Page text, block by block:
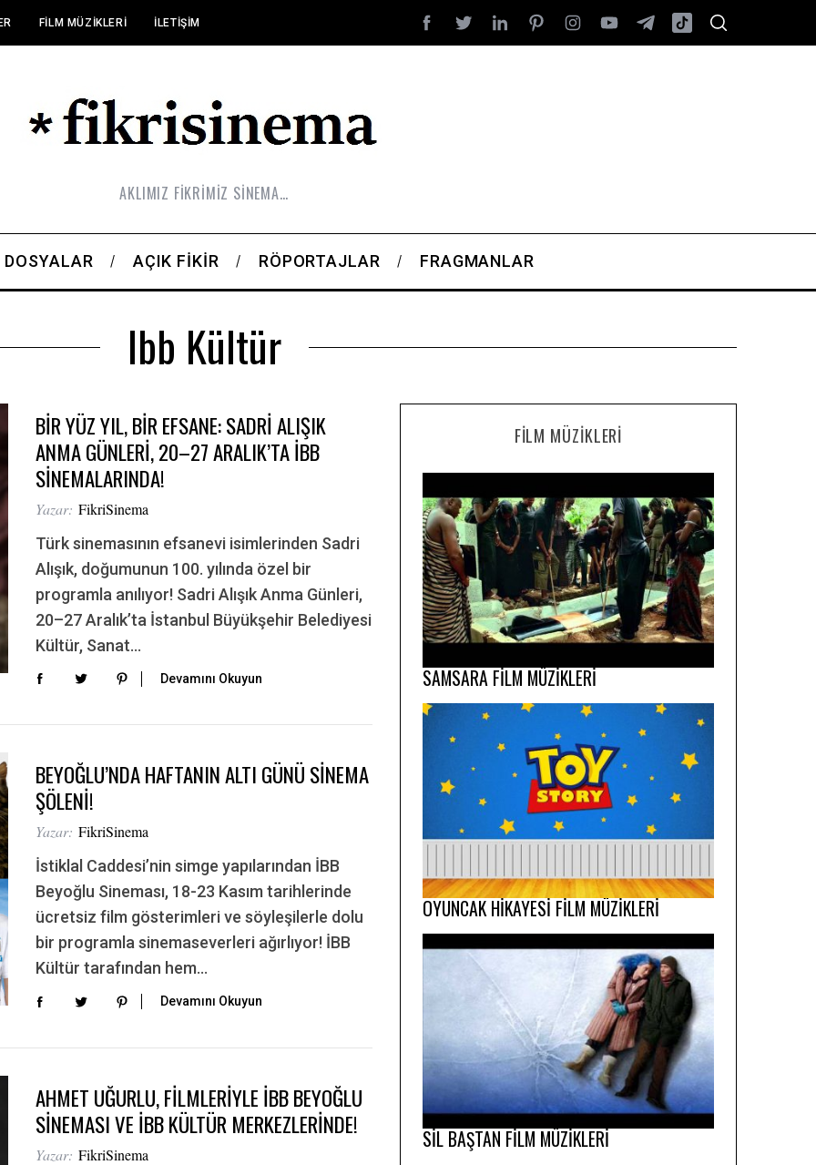
FILM MÜZIKLERI İLETIŞIM
AKLIMIZ FİKRİMİZ SİNEMA…
DOSYALAR AÇIK FIKIR RÖPORTAJLAR FRAGMANLAR
Ibb Kültür
BİR YÜZ YIL, BİR EFSANE: SADRİ ALIŞIK
ANMA GÜNLERİ, 20–27 ARALIK’TA İBB
SİNEMALARINDA!
Yazar: FikriSinema
Türk sinemasının efsanevi isimlerinden Sadri
Alışık, doğumunun 100. yılında özel bir
programla anılıyor! Sadri Alışık Anma Günleri,
20–27 Aralık’ta İstanbul Büyükşehir Belediyesi
Kültür, Sanat…
Devamını Okuyun
BEYOĞLU’NDA HAFTANIN ALTI GÜNÜ SİNEMA
ŞÖLENİ!
Yazar: FikriSinema
İstiklal Caddesi’nin simge yapılarından İBB
Beyoğlu Sineması, 18-23 Kasım tarihlerinde
ücretsiz film gösterimleri ve söyleşilerle dolu
bir programla sinemaseverleri ağırlıyor! İBB
Kültür tarafından hem…
Devamını Okuyun
AHMET UĞURLU, FİLMLERİYLE İBB BEYOĞLU
SİNEMASI VE İBB KÜLTÜR MERKEZLERİNDE!
Yazar: FikriSinema
FILM MÜZIKLERI
SAMSARA FİLM MÜZİKLERİ
OYUNCAK HİKAYESİ FİLM MÜZİKLERİ
SİL BAŞTAN FİLM MÜZİKLERİ